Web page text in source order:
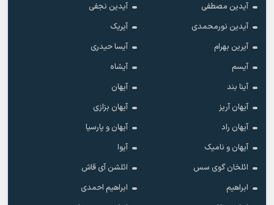
آیدین مصطفی
آیدین نجفی
آیدین نورمحمدی
آیریک
آیرین بهرام
آیسا حیدری
آیسم
آیشاه
آینا بند
آیهان
آیهان آریز
آیهان بزازی
آیهان راد
آیهان و پارسیا
آیهان و نامیک
آیوا
ائلخان گوی سس
ائلشن آی قاش
ابراهیم
ابراهیم احمدی